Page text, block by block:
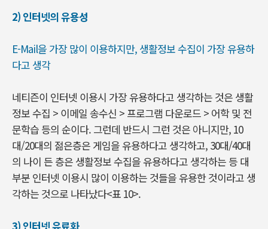
2) 인터넷의 유용성
E-Mail을 가장 많이 이용하지만, 생활정보 수집이 가장 유용하
다고 생각
네티즌이 인터넷 이용시 가장 유용하다고 생각하는 것은 생활
정보 수집 > 이메일 송수신 > 프로그램 다운로드 > 어학 및 전
문학습 등의 순이다. 그런데 반드시 그런 것은 아니지만, 10
대/20대의 젊은층은 게임을 유용하다고 생각하고, 30대/40대
의 나이 든 층은 생활정보 수집을 유용하다고 생각하는 등 대
부분 인터넷 이용시 많이 이용하는 것들을 유용한 것이라고 생
각하는 것으로 나타났다<표 10>.
3) 인터넷 유료화